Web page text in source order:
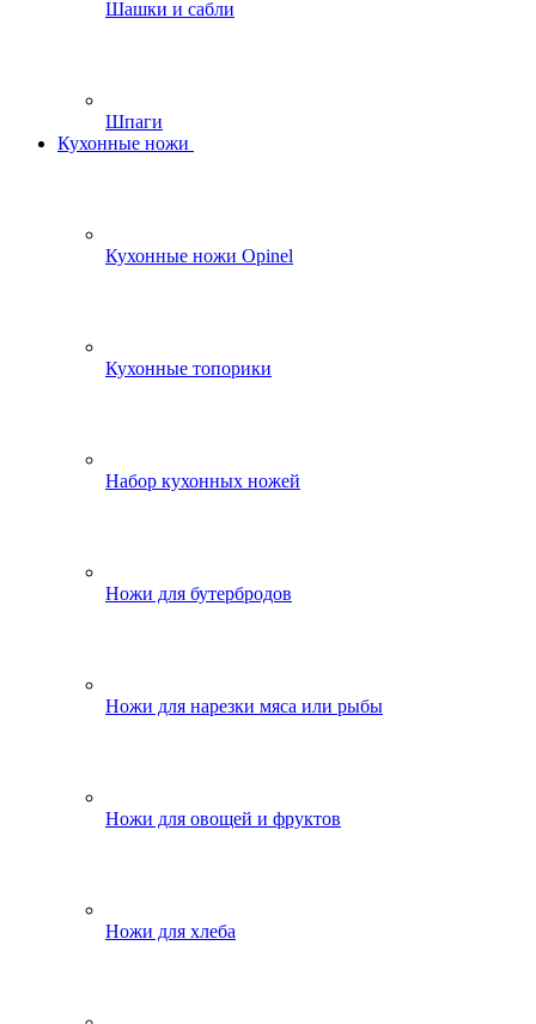
Шашки и сабли
Шпаги
Кухонные ножи
Кухонные ножи Opinel
Кухонные топорики
Набор кухонных ножей
Ножи для бутербродов
Ножи для нарезки мяса или рыбы
Ножи для овощей и фруктов
Ножи для хлеба